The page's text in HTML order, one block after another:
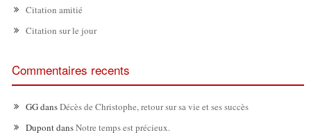
Citation amitié
Citation sur le jour
Commentaires recents
GGdansDécès de Christophe, retour sur sa vie et ses succès
DupontdansNotre temps est précieux.